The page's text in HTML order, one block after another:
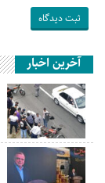
آخرین اخبار